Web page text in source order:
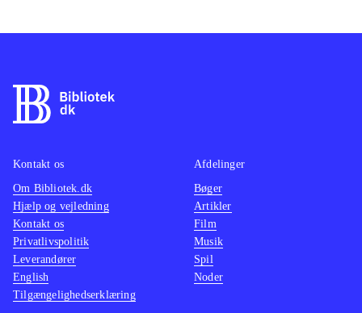
veludrustede) Lara Craft er perfekt
gengivet til de store HD fladskærme.
videoklip bag om spillene, hvor
udviklerne fortæller små anekdoter,
men det er nu hverken særligt
informativt eller interessant.
Spillene ligner de resterende spil i
Tomb raider-serien, der alle har
springkombinationer og puzzles som
Kontakt os
Om Bibliotek.dk
Hjælp og vejledning
Kontakt os
Privatlivspolitik
Leverandører
English
Tilgængelighedserklæring
Afdelinger
Bøger
Artikler
Film
Musik
Spil
Noder